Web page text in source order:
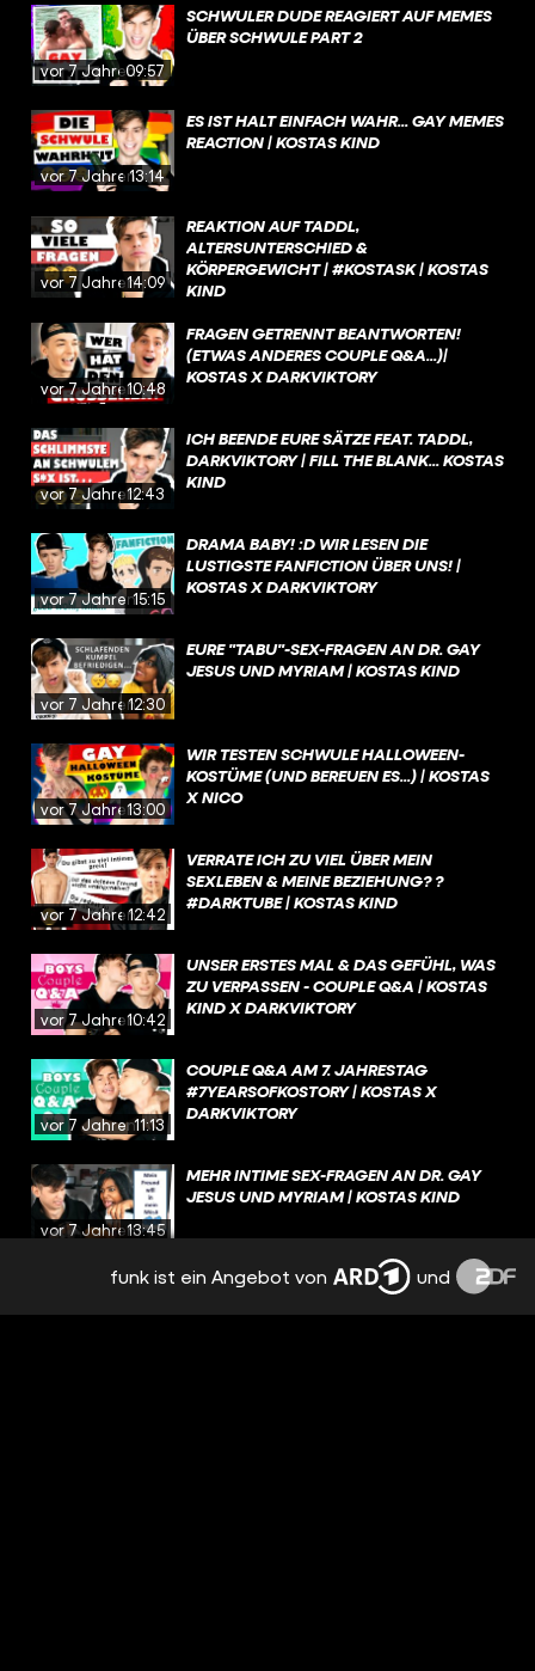
vor 7 Jahren09:57
SCHWULER DUDE REAGIERT AUF MEMES
ÜBER SCHWULE PART 2
vor 7 Jahren13:14
ES IST HALT EINFACH WAHR... GAY MEMES
REACTION | KOSTAS KIND
vor 7 Jahren14:09
REAKTION AUF TADDL,
ALTERSUNTERSCHIED &
KÖRPERGEWICHT | #KOSTASK | KOSTAS
KIND
vor 7 Jahren10:48
FRAGEN GETRENNT BEANTWORTEN!
(ETWAS ANDERES COUPLE Q&A...)|
KOSTAS X DARKVIKTORY
vor 7 Jahren12:43
ICH BEENDE EURE SÄTZE FEAT. TADDL,
DARKVIKTORY | FILL THE BLANK... KOSTAS
KIND
vor 7 Jahren15:15
DRAMA BABY! :D WIR LESEN DIE
LUSTIGSTE FANFICTION ÜBER UNS! |
KOSTAS X DARKVIKTORY
vor 7 Jahren12:30
EURE "TABU"-SEX-FRAGEN AN DR. GAY
JESUS UND MYRIAM | KOSTAS KIND
vor 7 Jahren13:00
WIR TESTEN SCHWULE HALLOWEEN-
KOSTÜME (UND BEREUEN ES...) | KOSTAS
X NICO
vor 7 Jahren12:42
VERRATE ICH ZU VIEL ÜBER MEIN
SEXLEBEN & MEINE BEZIEHUNG? ?
#DARKTUBE | KOSTAS KIND
vor 7 Jahren10:42
UNSER ERSTES MAL & DAS GEFÜHL, WAS
ZU VERPASSEN - COUPLE Q&A | KOSTAS
KIND X DARKVIKTORY
vor 7 Jahren11:13
COUPLE Q&A AM 7. JAHRESTAG
#7YEARSOFKOSTORY | KOSTAS X
DARKVIKTORY
vor 7 Jahren13:45
MEHR INTIME SEX-FRAGEN AN DR. GAY
JESUS UND MYRIAM | KOSTAS KIND
WIR LESEN MEINE 1. FANFICTION ÜBER
YOUTUBER... SEND HELP! TEIL 2! | KOSTAS
funk ist ein Angebot von und